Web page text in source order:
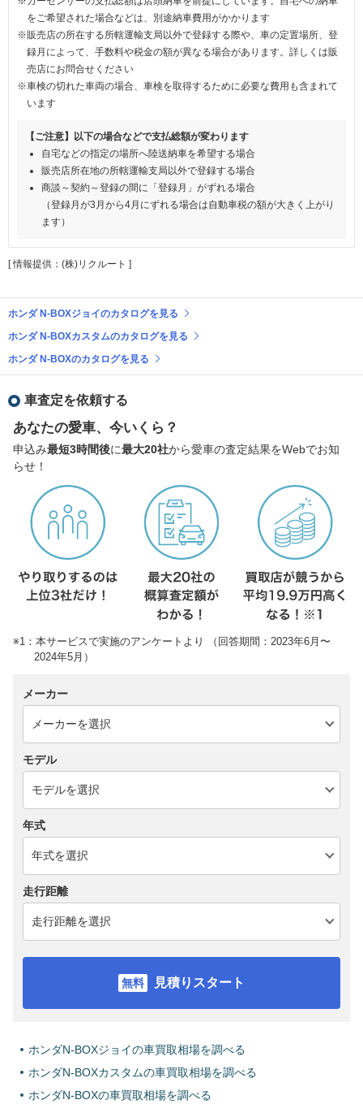
をご希望された場合などは、別途納車費用がかかります
※販売店の所在する所轄運輸支局以外で登録する際や、車の定置場所、登
録月によって、手数料や税金の額が異なる場合があります。詳しくは販
売店にお問合せください
※車検の切れた車両の場合、車検を取得するために必要な費用も含まれて
います
【ご注意】以下の場合などで支払総額が変わります
自宅などの指定の場所へ陸送納車を希望する場合
販売店所在地の所轄運輸支局以外で登録する場合
商談～契約～登録の間に「登録月」がずれる場合
（登録月が3月から4月にずれる場合は自動車税の額が大きく上がり
ます）
[ 情報提供：(株)リクルート ]
ホンダ N-BOXジョイのカタログを見る
ホンダ N-BOXカスタムのカタログを見る
ホンダ N-BOXのカタログを見る
車査定を依頼する
あなたの愛車、今いくら？
申込み最短3時間後に最大20社から愛車の査定結果をWebでお知
らせ！
※1：本サービスで実施のアンケートより （回答期間：2023年6月〜
2024年5月）
メーカー
モデル
年式
走行距離
見積りスタート
ホンダN-BOXジョイの車買取相場を調べる
ホンダN-BOXカスタムの車買取相場を調べる
ホンダN-BOXの車買取相場を調べる